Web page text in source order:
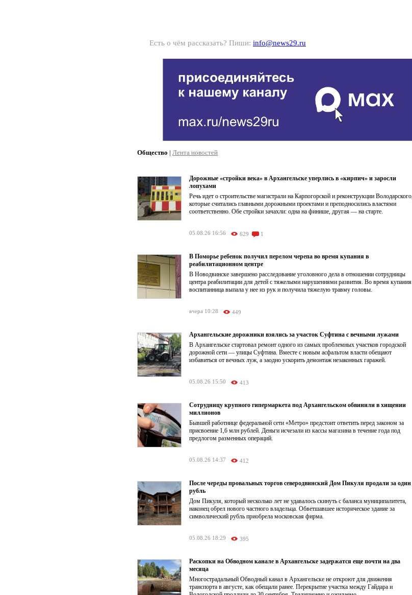
Есть о чём рассказать? Пиши: info@news29.ru
Общество | Лента новостей
Дорожные «стройки века» в Архангельске уперлись в «кирпич» и заросли
лопухами
Речь идет о строительстве магистрали на Карпогорской и реконструкции Володарского,
которые считались главными дорожными проектами и преподносились властями
соответственно. Обе стройки зачахли: одна на финише, другая — на старте.
05.08.26 16:56 629 1
В Поморье ребенок получил перелом черепа во время купания в
реабилитационном центре
В Новодвинске завершено расследование уголовного дела в отношении сотрудницы
центра реабилитации для детей с тяжелыми нарушениями развития. Во время купания
воспитанница выпала у нее из рук и получила тяжелую травму головы.
вчера 10:28 449
Архангельские дорожники взялись за участок Суфтина с вечными лужами
В Архангельске стартовал ремонт одного из самых проблемных участков городской
дорожной сети — улицы Суфтина. Вместе с новым асфальтом власти обещают
избавиться от вечных луж, а заодно ускорить демонтаж незаконных гаражей.
05.08.26 15:50 413
Сотрудницу крупного гипермаркета под Архангельском обвинили в хищении
миллионов
Бывшей работнице федеральной сети «Метро» предстоит ответить перед законом за
присвоение 1,6 млн рублей. Деньги исчезали из кассы магазина в течение года под
предлогом разменных операций.
05.08.26 14:37 412
После череды провальных торгов северодвинский Дом Пикуля продали за один
рубль
Дом Пикуля, который несколько лет не удавалось скинуть с баланса муниципалитета,
наконец обрел нового частного владельца. Обветшавшее историческое здание за
символический рубль приобрела московская фирма.
05.08.26 18:29 395
Раскопки на Обводном канале в Архангельске задержатся еще почти на два
месяца
Многострадальный Обводный канал в Архангельске не откроют для движения
транспорта в августе, как обещали ранее. Перекрытие участка между Гайдара и